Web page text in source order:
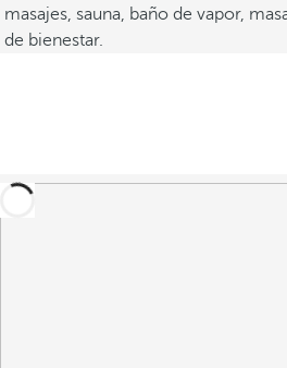
masajes, sauna, baño de vapor,
de bienestar.